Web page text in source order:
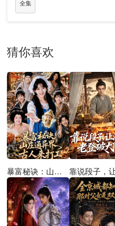
全集
猜你喜欢
暴富秘诀：山庄通异界古人来打工